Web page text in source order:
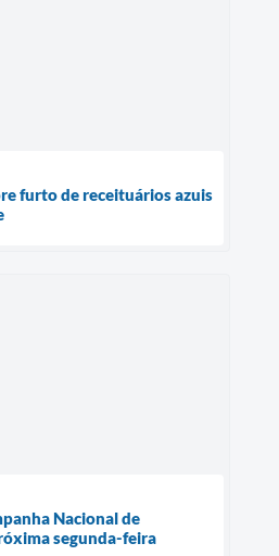
furto de receituários azuis
Nacional de
segunda-feira